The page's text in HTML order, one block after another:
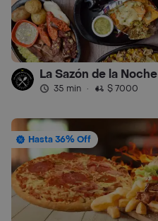
La Sazón de la Noche
35 min · $ 7000
Hasta 36% Off